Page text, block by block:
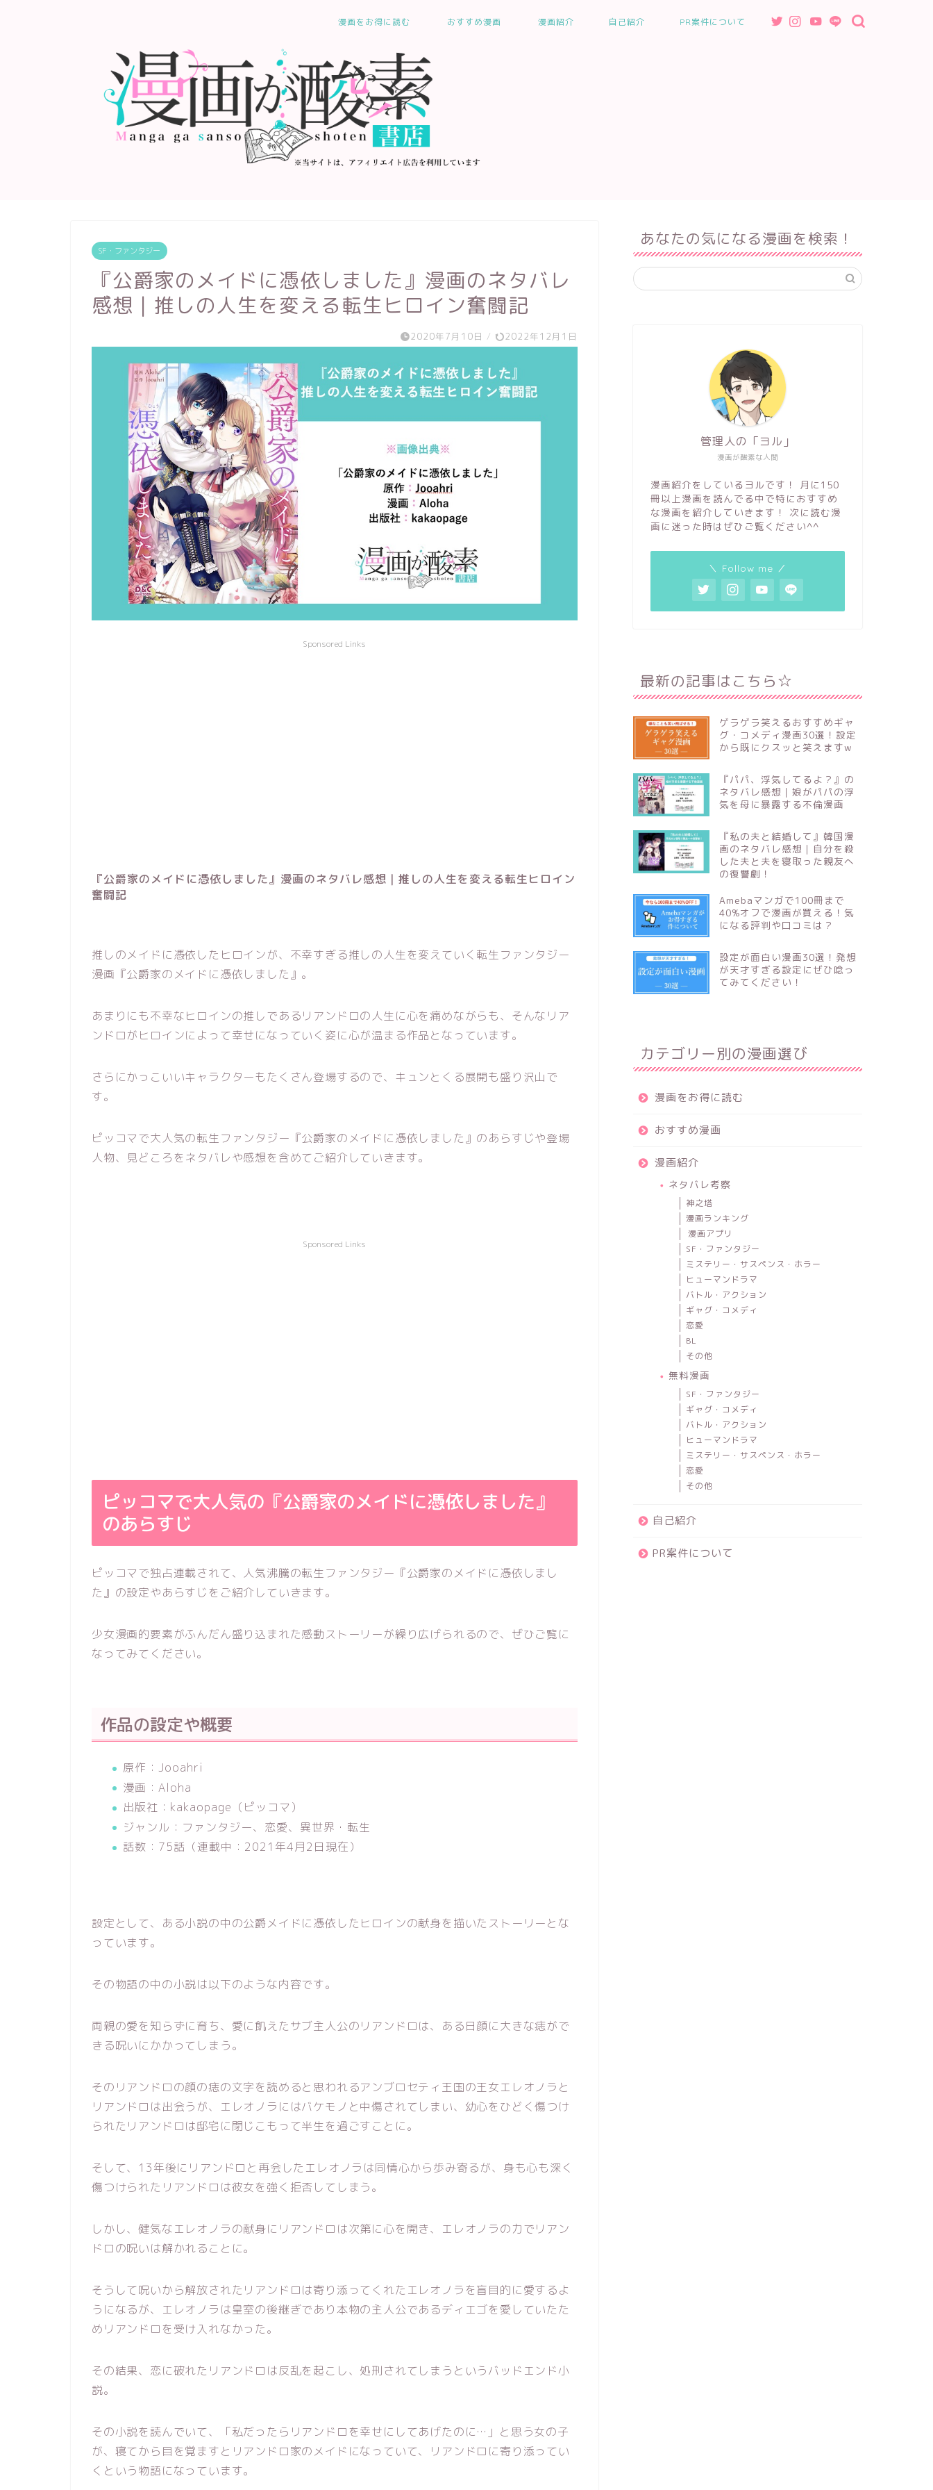
漫画をお得に読む おすすめ漫画 漫画紹介 自己紹介 PR案件について
SF・ファンタジー
『公爵家のメイドに憑依しました』漫画のネタバレ
感想｜推しの人生を変える転生ヒロイン奮闘記
2020年7月10日 / 2022年12月1日
Sponsored Links
『公爵家のメイドに憑依しました』漫画のネタバレ感想｜推しの人生を変える転生ヒロイン
奮闘記
推しのメイドに憑依したヒロインが、不幸すぎる推しの人生を変えていく転生ファンタジー
漫画『公爵家のメイドに憑依しました』。
あまりにも不幸なヒロインの推しであるリアンドロの人生に心を痛めながらも、そんなリア
ンドロがヒロインによって幸せになっていく姿に心が温まる作品となっています。
さらにかっこいいキャラクターもたくさん登場するので、キュンとくる展開も盛り沢山で
す。
ピッコマで大人気の転生ファンタジー『公爵家のメイドに憑依しました』のあらすじや登場
人物、見どころをネタバレや感想を含めてご紹介していきます。
Sponsored Links
ピッコマで大人気の『公爵家のメイドに憑依しました』
のあらすじ
ピッコマで独占連載されて、人気沸騰の転生ファンタジー『公爵家のメイドに憑依しまし
た』の設定やあらすじをご紹介していきます。
少女漫画的要素がふんだん盛り込まれた感動ストーリーが繰り広げられるので、ぜひご覧に
なってみてください。
作品の設定や概要
原作：Jooahri
漫画：Aloha
出版社：kakaopage（ピッコマ）
ジャンル：ファンタジー、恋愛、異世界・転生
話数：75話（連載中：2021年4月2日現在）
設定として、ある小説の中の公爵メイドに憑依したヒロインの献身を描いたストーリーとな
っています。
その物語の中の小説は以下のような内容です。
両親の愛を知らずに育ち、愛に飢えたサブ主人公のリアンドロは、ある日顔に大きな痣がで
きる呪いにかかってしまう。
そのリアンドロの顔の痣の文字を読めると思われるアンブロセティ王国の王女エレオノラと
リアンドロは出会うが、エレオノラにはバケモノと中傷されてしまい、幼心をひどく傷つけ
られたリアンドロは邸宅に閉じこもって半生を過ごすことに。
そして、13年後にリアンドロと再会したエレオノラは同情心から歩み寄るが、身も心も深く
傷つけられたリアンドロは彼女を強く拒否してしまう。
しかし、健気なエレオノラの献身にリアンドロは次第に心を開き、エレオノラの力でリアン
ドロの呪いは解かれることに。
そうして呪いから解放されたリアンドロは寄り添ってくれたエレオノラを盲目的に愛するよ
うになるが、エレオノラは皇室の後継ぎであり本物の主人公であるディエゴを愛していたた
めリアンドロを受け入れなかった。
その結果、恋に破れたリアンドロは反乱を起こし、処刑されてしまうというバッドエンド小
説。
その小説を読んでいて、「私だったらリアンドロを幸せにしてあげたのに…」と思う女の子
が、寝てから目を覚ますとリアンドロ家のメイドになっていて、リアンドロに寄り添ってい
くという物語になっています。
あなたの気になる漫画を検索！
漫画が酸素な人間
管理人の「ヨル」
漫画紹介をしているヨルです！ 月に150
冊以上漫画を読んでる中で特におすすめ
な漫画を紹介していきます！ 次に読む漫
画に迷った時はぜひご覧ください^^
＼ Follow me ／
最新の記事はこちら☆
ゲラゲラ笑えるおすすめギャ
グ・コメディ漫画30選！設定
から既にクスッと笑えますw
『パパ、浮気してるよ？』の
ネタバレ感想｜娘がパパの浮
気を母に暴露する不倫漫画
『私の夫と結婚して』韓国漫
画のネタバレ感想｜自分を殺
した夫と夫を寝取った親友へ
の復讐劇！
Amebaマンガで100冊まで
40%オフで漫画が買える！気
になる評判や口コミは？
設定が面白い漫画30選！発想
が天才すぎる設定にぜひ唸っ
てみてください！
カテゴリー別の漫画選び
漫画をお得に読む
おすすめ漫画
漫画紹介
ネタバレ考察
神之塔
漫画ランキング
漫画アプリ
SF・ファンタジー
ミステリー・サスペンス・ホラー
ヒューマンドラマ
バトル・アクション
ギャグ・コメディ
恋愛
BL
その他
無料漫画
SF・ファンタジー
ギャグ・コメディ
バトル・アクション
ヒューマンドラマ
ミステリー・サスペンス・ホラー
恋愛
その他
自己紹介
PR案件について